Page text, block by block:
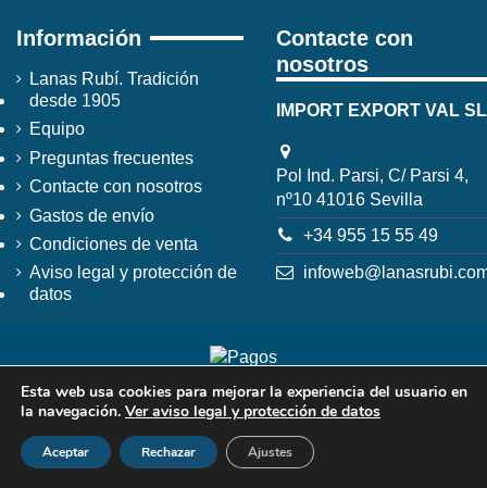
Información
Lanas Rubí. Tradición
desde 1905
Equipo
Preguntas frecuentes
Contacte con nosotros
Gastos de envío
Condiciones de venta
Aviso legal y protección de
datos
Contacte con
nosotros
IMPORT EXPORT VAL SL
Pol Ind. Parsi, C/ Parsi 4,
nº10 41016 Sevilla
+34 955 15 55 49
Esta web usa cookies para mejorar la experiencia del usuario en
la navegación. Ver aviso legal y protección de datos
Aceptar Rechazar Ajustes